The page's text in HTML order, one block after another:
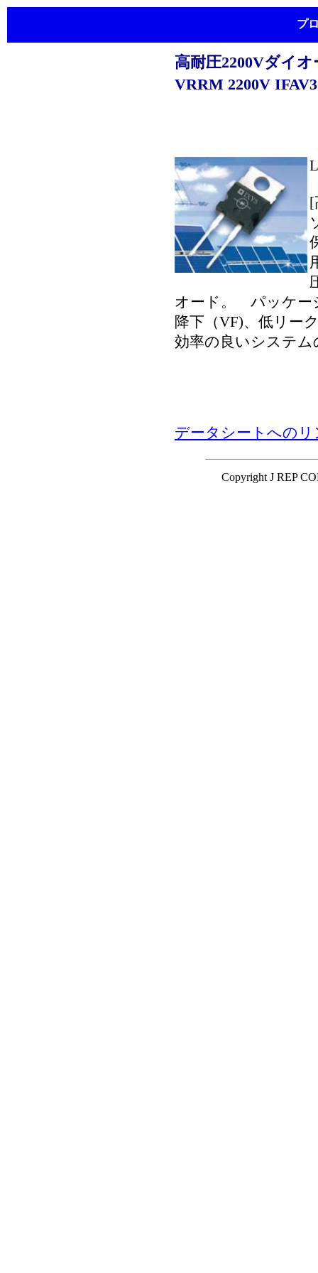
プ
高耐圧2200Vダイオ
VRRM 2200V
[
オード。 パッケー
降下（VF)、低リー
効率の良いシステ
データシートへのリ
Copyright J REP